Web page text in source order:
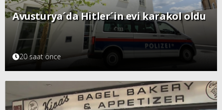
Avusturya´da Hitler´in evi karakol oldu
20 saat önce